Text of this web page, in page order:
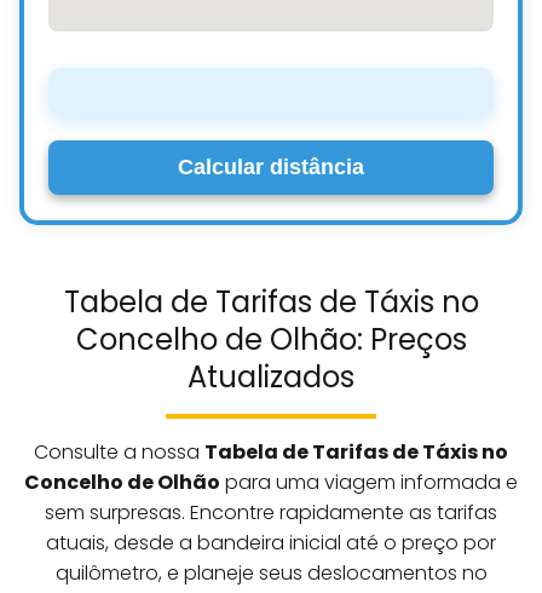
Calcular distância
Tabela de Tarifas de Táxis no
Concelho de Olhão: Preços
Atualizados
Consulte a nossa Tabela de Tarifas de Táxis no
Concelho de Olhão para uma viagem informada e
sem surpresas. Encontre rapidamente as tarifas
atuais, desde a bandeira inicial até o preço por
quilômetro, e planeje seus deslocamentos no